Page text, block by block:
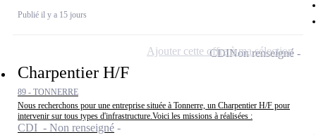
Publié il y a 15 jours
Charpentier H/F
89 - TONNERRE
Nous recherchons pour une entreprise située à Tonnerre, un Charpentier H/F pour
intervenir sur tous types d'infrastructure.Voici les missions à réalisées :
CDI - Non renseigné
CDINon renseigné
Ajouter cette offre à ma sélection